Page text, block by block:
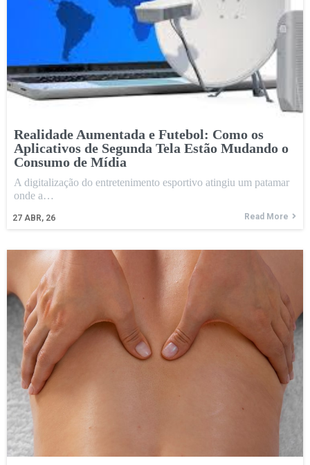
Realidade Aumentada e Futebol: Como os
Aplicativos de Segunda Tela Estão Mudando o
Consumo de Mídia
27 ABR, 26
A digitalização do entretenimento esportivo atingiu um patamar
onde a…
Read More